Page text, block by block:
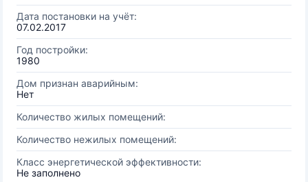
Дата постановки на учёт:
07.02.2017
Год постройки:
1980
Дом признан аварийным:
Нет
Количество жилых помещений:
Количество нежилых помещений:
Класс энергетической эффективности:
Не заполнено